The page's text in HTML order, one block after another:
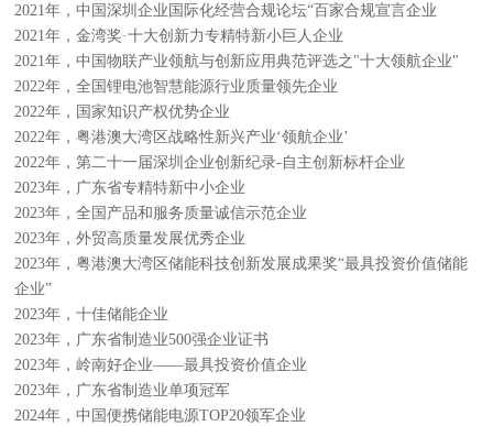
2021年，中国深圳企业国际化经营合规论坛“百家合规宣言企业
2021年，金湾奖·十大创新力专精特新小巨人企业
2021年，中国物联产业领航与创新应用典范评选之"十大领航企业"
2022年，全国锂电池智慧能源行业质量领先企业
2022年，国家知识产权优势企业
2022年，粤港澳大湾区战略性新兴产业‘领航企业’
2022年，第二十一届深圳企业创新纪录-自主创新标杆企业
2023年，广东省专精特新中小企业
2023年，全国产品和服务质量诚信示范企业
2023年，外贸高质量发展优秀企业
2023年，粤港澳大湾区储能科技创新发展成果奖“最具投资价值储能
企业”
2023年，十佳储能企业
2023年，广东省制造业500强企业证书
2023年，岭南好企业——最具投资价值企业
2023年，广东省制造业单项冠军
2024年，中国便携储能电源TOP20领军企业